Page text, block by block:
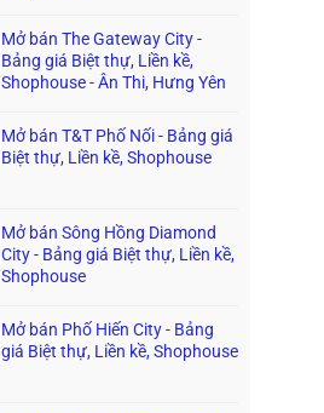
Mở bán The Gateway City -
Bảng giá Biệt thự, Liền kề,
Shophouse - Ân Thi, Hưng Yên
Mở bán T&T Phố Nối - Bảng giá
Biệt thự, Liền kề, Shophouse
Mở bán Sông Hồng Diamond
City - Bảng giá Biệt thự, Liền kề,
Shophouse
Mở bán Phố Hiến City - Bảng
giá Biệt thự, Liền kề, Shophouse